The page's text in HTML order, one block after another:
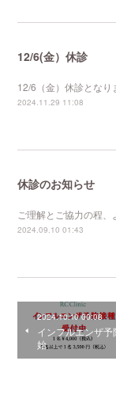
12/6(金）休診
12/6（金）休診となり
2024.11.29 11:08
休診のお知らせ
ご理解とご協力の程、
2024.09.10 01:43
2024.10.10 00:08
インフルエンザ予
始